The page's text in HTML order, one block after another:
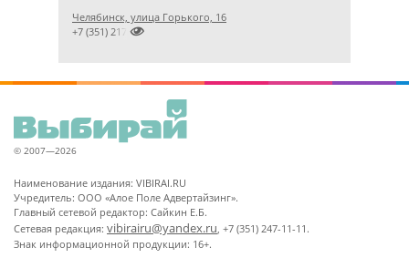
Челябинск, улица Горького, 16

+7 (351) 2170122
© 2007—2026
Наименование издания: VIBIRAI.RU
Учредитель: ООО «Алое Поле Адвертайзинг».
Главный сетевой редактор: Сайкин Е.Б.
Сетевая редакция: vibirairu@yandex.ru, +7 (351) 247-11-11.
Знак информационной продукции: 16+.